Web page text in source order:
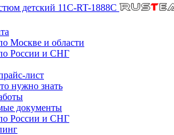
детский 11C-RT-1888C
Москве и области
России и СНГ
лист
нужно знать
документы
России и СНГ